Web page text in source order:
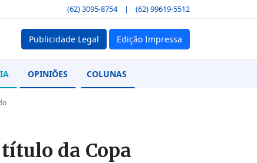
(62) 3095-8754 | (62) 99619-5512
Publicidade Legal Edição Impressa
OPINIÕES COLUNAS
da Copa